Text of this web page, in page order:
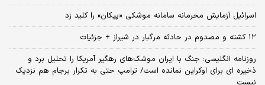
اسرائیل آزمایش محرمانه سامانه موشکی «پیکان» را کلید زد
۱۲ کشته و مصدوم در حادثه مرگبار در شیراز + جزئیات
روزنامه انگلیسی: جنگ با ایران موشک‌های رهگیر آمریکا را تحلیل برد و
ذخیره ای برای اوکراین نمانده است/ ترامپ حتی به تکرار برجام هم نزدیک
نیست